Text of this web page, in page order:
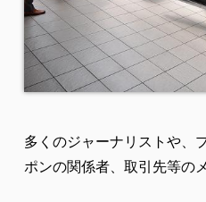
多くのジャーナリストや、
ポンの関係者、取引先等の